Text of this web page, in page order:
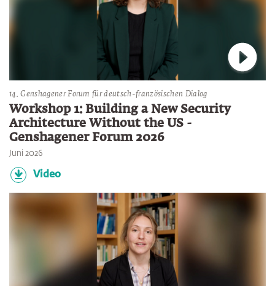
14. Genshagener Forum für deutsch-französischen Dialog
Workshop 1: Building a New Security
Architecture Without the US -
Genshagener Forum 2026
Juni 2026
Video